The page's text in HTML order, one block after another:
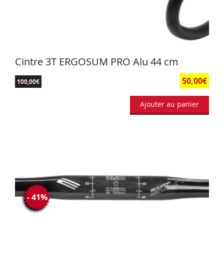
Cintre 3T ERGOSUM PRO Alu 44 cm
100,00€ 50,00€
Ajouter au panier
- 41%